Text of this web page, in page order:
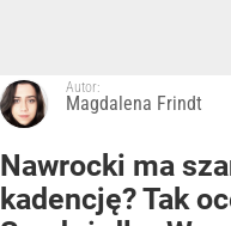
Autor:
Magdalena Frindt
Nawrocki ma
kadencję? Tak